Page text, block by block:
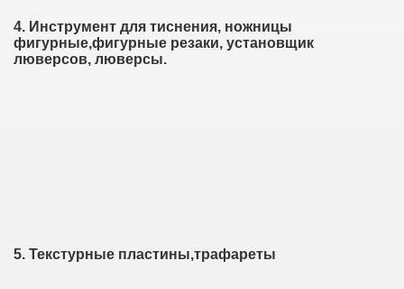
4. Инструмент для тиснения, ножницы
фигурные,фигурные резаки, установщик
люверсов, люверсы.
5. Текстурные пластины,трафареты